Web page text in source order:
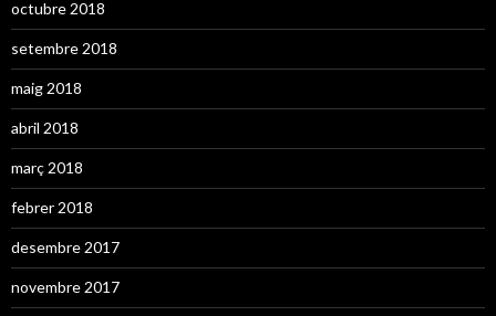
octubre 2018
setembre 2018
maig 2018
abril 2018
març 2018
febrer 2018
desembre 2017
novembre 2017